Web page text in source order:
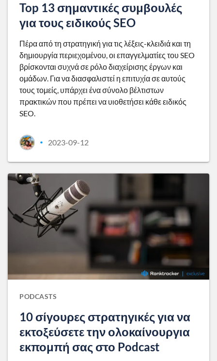
Top 13 σημαντικές συμβουλές
για τους ειδικούς SEO
Πέρα από τη στρατηγική για τις λέξεις-κλειδιά και τη
δημιουργία περιεχομένου, οι επαγγελματίες του SEO
βρίσκονται συχνά σε ρόλο διαχείρισης έργων και
ομάδων. Για να διασφαλιστεί η επιτυχία σε αυτούς
τους τομείς, υπάρχει ένα σύνολο βέλτιστων
πρακτικών που πρέπει να υιοθετήσει κάθε ειδικός
SEO.
• 2023-09-12
PODCASTS
10 σίγουρες στρατηγικές για να
εκτοξεύσετε την ολοκαίνουργια
εκπομπή σας στο Podcast